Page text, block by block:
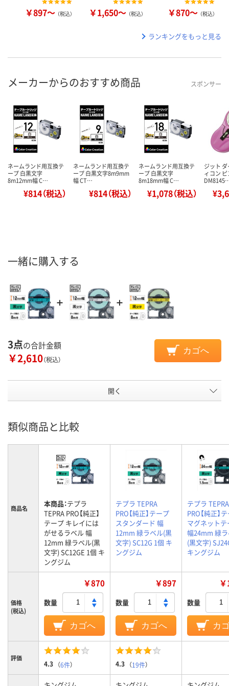
￥897～ （税込） ￥1,650～ （税込） ￥870～ （税込）
ランキングをもっと見る
メーカーからのおすすめ商品 スポンサー
ネームランド用互換テ
ープ 白黒文字
8m12mm幅 C…
¥814（税込）
ネームランド用互換テ
ープ 白黒文字8m9mm
幅 CT…
¥814（税込）
ネームランド用互換テ
ープ 白黒文字
8m18mm幅 C…
¥1,078（税込）
ジット
ィコン
一緒に購入する
3点の合計金額
￥2,610（税込）
カゴへ
開く
類似商品と比較
商品名 本商品：テプラ
TEPRA PRO【純正】
テープ キレイには
がせるラベル 幅
12mm 緑ラベル(黒
文字) SC12GE 1個 キ
ングジム
テプラ TEPRA
PRO【純正】テープ
スタンダード 幅
12mm 緑ラベル(黒
文字) SC12G 1個 キ
ングジム
テプラ TEPRA
PRO【純正】
マグネットテ
幅24mm 緑
(黒文字)
キングジム
価格
(税込)
￥870
数量
カゴへ
￥897
数量
カゴへ
数量
カ
評価
4.3 （6件） 4.3 （19件）